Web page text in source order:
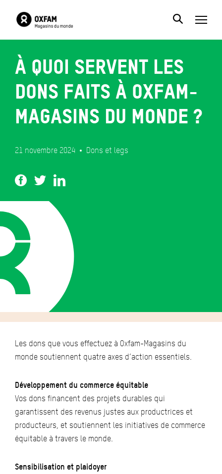
À quoi servent les
dons faits à Oxfam-
Magasins du monde ?
21 novembre 2024 Dons et legs
Les dons que vous effectuez à Oxfam-Magasins du
monde soutiennent quatre axes d’action essentiels.
Développement du commerce équitable
Vos dons financent des projets durables qui
garantissent des revenus justes aux productrices et
producteurs, et soutiennent les initiatives de commerce
équitable à travers le monde.
Sensibilisation et plaidoyer